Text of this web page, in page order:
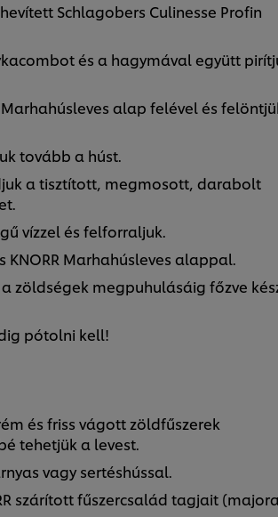
Schlagobers Culinesse Profin
és a hagymával együtt
alap felével és
tovább a húst.
a tisztított, megmosott, darabolt
vízzel és felforraljuk.
Marhahúsleves alappal.
zöldségek megpuhulásáig főzve
pótolni kell!
és friss vágott zöldfűszerek
tehetjük a levest.
vagy sertéshússal.
szárított fűszercsalád tagjait